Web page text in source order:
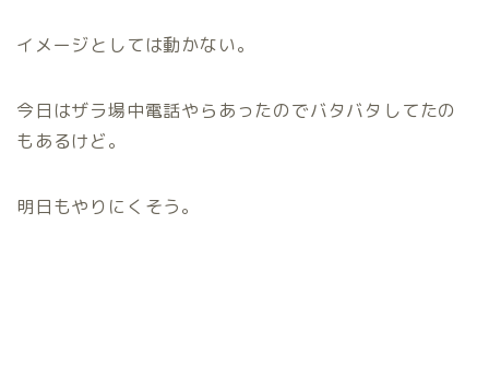
イメージとしては動かない。
今日はザラ場中電話やらあったのでバタバタしてたの
もあるけど。
明日もやりにくそう。